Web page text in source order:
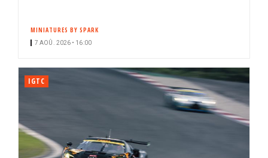
MINIATURES BY SPARK
7 AOÛ. 2026 • 16:00
IGTC